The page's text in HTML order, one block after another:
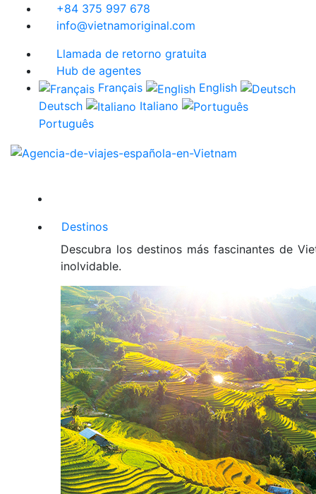
+84 375 997 678
info@vietnamoriginal.com
Llamada de retorno gratuita
Hub de agentes
Français
English
Deutsch
Italiano
Português
Destinos
Descubra los destinos más fascinantes de
inolvidable.